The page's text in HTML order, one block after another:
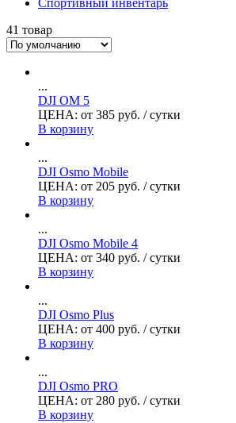
Спортивный инвентарь
41 товар
...
DJI OM 5
ЦЕНА: от 385 руб. / сутки
В корзину
...
DJI Osmo Mobile
ЦЕНА: от 205 руб. / сутки
В корзину
...
DJI Osmo Mobile 4
ЦЕНА: от 340 руб. / сутки
В корзину
...
DJI Osmo Plus
ЦЕНА: от 400 руб. / сутки
В корзину
...
DJI Osmo PRO
ЦЕНА: от 280 руб. / сутки
В корзину